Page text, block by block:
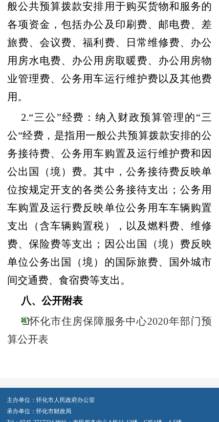
般公共预算拨款安排用于购买货物和服务的
各项资金，包括办公及印刷费、邮电费、差
旅费、会议费、福利费、日常维修费、办公
用房水电费、办公用房取暖费、办公用房物
业管理费、公务用车运行维护费以及其他费
用。
2.“三公”经费：纳入财政预算管理的“三
公“经费，是指用一般公共预算拨款安排的公
务接待费、公务用车购置及运行维护费和因
公出国（境）费。其中，公务接待费反映单
位按规定开支的各类公务接待支出；公务用
车购置及运行费反映单位公务用车车辆购置
支出（含车辆购置税），以及燃料费、维修
费、保险费等支出；因公出国（境）费反映
单位公务出国（境）的国际旅费、国外城市
间交通费、食宿费等支出。
八、公开附表
怀化市住房保障服务中心2020年部门预
算公开表
主办单位：怀化市人民政府办公室
承办单位：怀化市财政局